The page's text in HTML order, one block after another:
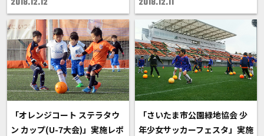
2018.12.12 2018.12.11
「オレンジコート ステラタウ
ン カップ(U-7大会)」実施レポ
「さいたま市公園緑地協会 少
年少女サッカーフェスタ」実施